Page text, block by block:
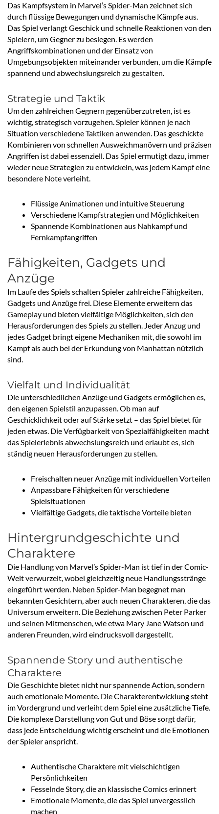
Das Kampfsystem in Marvel’s Spider-Man zeichnet sich
durch flüssige Bewegungen und dynamische Kämpfe aus.
Das Spiel verlangt Geschick und schnelle Reaktionen von den
Spielern, um Gegner zu besiegen. Es werden
Angriffskombinationen und der Einsatz von
Umgebungsobjekten miteinander verbunden, um die Kämpfe
spannend und abwechslungsreich zu gestalten.
Strategie und Taktik
Um den zahlreichen Gegnern gegenüberzutreten, ist es
wichtig, strategisch vorzugehen. Spieler können je nach
Situation verschiedene Taktiken anwenden. Das geschickte
Kombinieren von schnellen Ausweichmanövern und präzisen
Angriffen ist dabei essenziell. Das Spiel ermutigt dazu, immer
wieder neue Strategien zu entwickeln, was jedem Kampf eine
besondere Note verleiht.
Flüssige Animationen und intuitive Steuerung
Verschiedene Kampfstrategien und Möglichkeiten
Spannende Kombinationen aus Nahkampf und
Fernkampfangriffen
Fähigkeiten, Gadgets und
Anzüge
Im Laufe des Spiels schalten Spieler zahlreiche Fähigkeiten,
Gadgets und Anzüge frei. Diese Elemente erweitern das
Gameplay und bieten vielfältige Möglichkeiten, sich den
Herausforderungen des Spiels zu stellen. Jeder Anzug und
jedes Gadget bringt eigene Mechaniken mit, die sowohl im
Kampf als auch bei der Erkundung von Manhattan nützlich
sind.
Vielfalt und Individualität
Die unterschiedlichen Anzüge und Gadgets ermöglichen es,
den eigenen Spielstil anzupassen. Ob man auf
Geschicklichkeit oder auf Stärke setzt – das Spiel bietet für
jeden etwas. Die Verfügbarkeit von Spezialfähigkeiten macht
das Spielerlebnis abwechslungsreich und erlaubt es, sich
ständig neuen Herausforderungen zu stellen.
Freischalten neuer Anzüge mit individuellen Vorteilen
Anpassbare Fähigkeiten für verschiedene
Spielsituationen
Vielfältige Gadgets, die taktische Vorteile bieten
Hintergrundgeschichte und
Charaktere
Die Handlung von Marvel’s Spider-Man ist tief in der Comic-
Welt verwurzelt, wobei gleichzeitig neue Handlungsstränge
eingeführt werden. Neben Spider-Man begegnet man
bekannten Gesichtern, aber auch neuen Charakteren, die das
Universum erweitern. Die Beziehung zwischen Peter Parker
und seinen Mitmenschen, wie etwa Mary Jane Watson und
anderen Freunden, wird eindrucksvoll dargestellt.
Spannende Story und authentische
Charaktere
Die Geschichte bietet nicht nur spannende Action, sondern
auch emotionale Momente. Die Charakterentwicklung steht
im Vordergrund und verleiht dem Spiel eine zusätzliche Tiefe.
Die komplexe Darstellung von Gut und Böse sorgt dafür,
dass jede Entscheidung wichtig erscheint und die Emotionen
der Spieler anspricht.
Authentische Charaktere mit vielschichtigen
Persönlichkeiten
Fesselnde Story, die an klassische Comics erinnert
Emotionale Momente, die das Spiel unvergesslich
machen